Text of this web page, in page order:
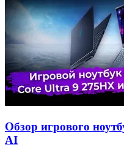
Обзор игрового
AI